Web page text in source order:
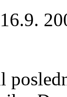
16.9.